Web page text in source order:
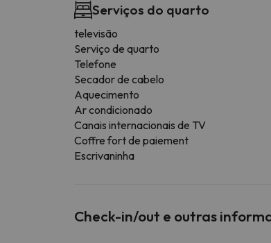
Serviços do quarto
televisão
Serviço de quarto
Telefone
Secador de cabelo
Aquecimento
Ar condicionado
Canais internacionais de TV
Coffre fort de paiement
Escrivaninha
Check-in/out e outras